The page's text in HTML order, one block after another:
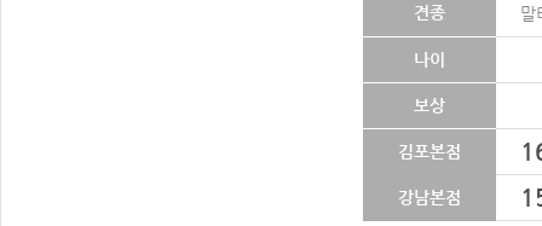
견종 말
나이
보상
김포본점
강남본점